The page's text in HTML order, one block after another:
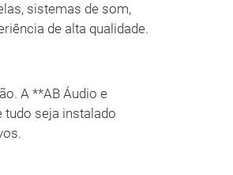
sistemas de som,
de alta qualidade.
A **AB Áudio e
seja instalado